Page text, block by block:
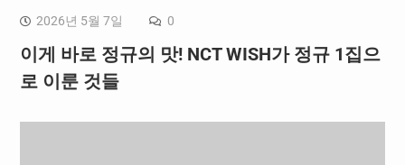
2026년 5월 7일 0
이게 바로 정규의 맛! NCT WISH가 정규 1집으
로 이룬 것들